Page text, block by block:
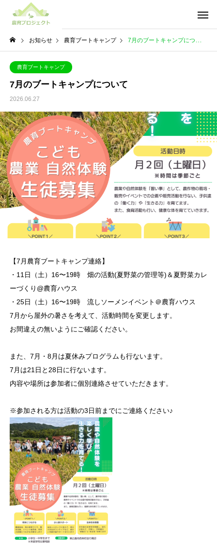
お知らせ 農育ブートキャンプ 7月のブートキャンプについて
農育ブートキャンプ
7月のブートキャンプについて
2026.06.27
【7月農育ブートキャンプ連絡】
・11日（土）16〜19時 畑の活動(夏野菜の管理等)＆夏野菜カレ
ーづくり@農育ハウス
・25日（土）16〜19時 流しソーメンイベント＠農育ハウス
7月から屋外の暑さを考えて、活動時間を変更します。
お間違えの無いようにご確認ください。
また、7月・8月は夏休みプログラムも行ないます。
7月は21日と28日に行ないます。
内容や場所は参加者に個別連絡させていただきます。
※参加される方は活動の3日前までにご連絡ください♪